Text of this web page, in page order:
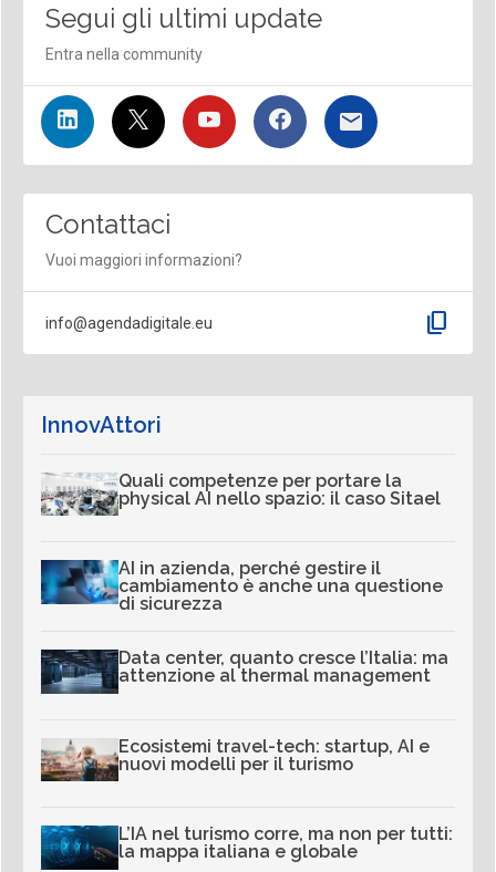
Segui gli ultimi update
Entra nella community
Contattaci
Vuoi maggiori informazioni?
info@agendadigitale.eu content_copy
InnovAttori
Quali competenze per portare la
physical AI nello spazio: il caso Sitael
AI in azienda, perché gestire il
cambiamento è anche una questione
di sicurezza
Data center, quanto cresce l’Italia: ma
attenzione al thermal management
Ecosistemi travel-tech: startup, AI e
nuovi modelli per il turismo
L’IA nel turismo corre, ma non per tutti:
la mappa italiana e globale